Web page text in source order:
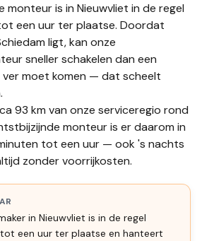
monteur is in Nieuwvliet in de regel
een uur ter plaatse. Doordat
ligt, kan onze
sneller schakelen dan een
ver moet komen — dat scheelt
93 km van onze serviceregio rond
monteur is er daarom in
tot een uur — ook 's nachts
zonder voorrijkosten.
in Nieuwvliet is in de regel
een uur ter plaatse en hanteert